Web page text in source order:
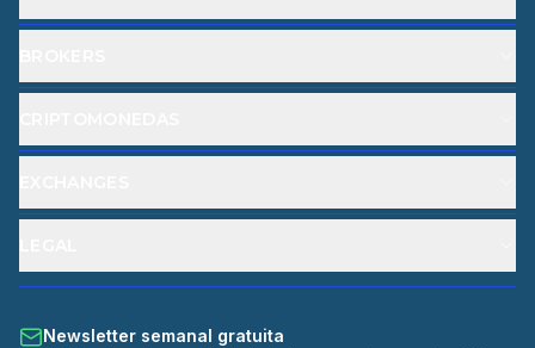
Newsletter semanal gratuita